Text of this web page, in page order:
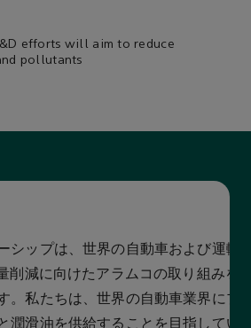
efforts will aim to reduce
pollutants
シップは、世界の自動車および運輸
削減に向けたアラムコの取り組みを
。私たちは、世界の自動車業界にプ
潤滑油を供給することを目指してい